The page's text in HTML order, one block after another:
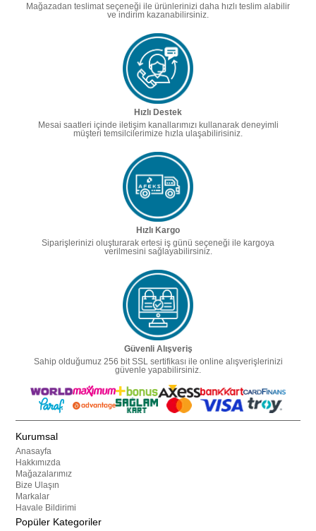
Mağazadan teslimat seçeneği ile ürünlerinizi daha hızlı teslim alabilir
ve indirim kazanabilirsiniz.
Hızlı Destek
Mesai saatleri içinde iletişim kanallarımızı kullanarak deneyimli
müşteri temsilcilerimize hızla ulaşabilirisiniz.
Hızlı Kargo
Siparişlerinizi oluşturarak ertesi iş günü seçeneği ile kargoya
verilmesini sağlayabilirsiniz.
Güvenli Alışveriş
Sahip olduğumuz 256 bit SSL sertifikası ile online alışverişlerinizi
güvenle yapabilirsiniz.
Kurumsal
Anasayfa
Hakkımızda
Mağazalarımız
Bize Ulaşın
Markalar
Havale Bildirimi
Popüler Kategoriler